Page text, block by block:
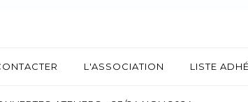
L'ASSOCIATION LISTE